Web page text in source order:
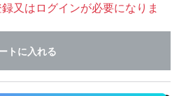
又はログインが必要になりま
トに入れる